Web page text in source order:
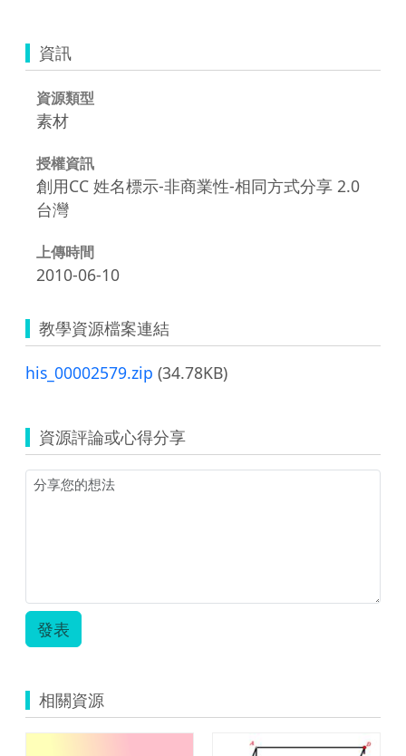
資訊
資源類型
素材
授權資訊
創用CC 姓名標示-非商業性-相同方式分享 2.0
台灣
上傳時間
2010-06-10
教學資源檔案連結
his_00002579.zip (34.78KB)
資源評論或心得分享
發表
相關資源